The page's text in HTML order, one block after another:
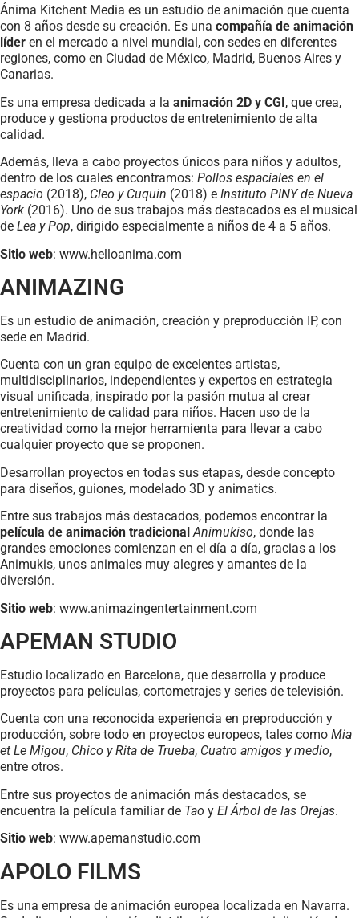
Ánima Kitchent Media es un estudio de animación que cuenta
con 8 años desde su creación. Es una compañía de animación
líder en el mercado a nivel mundial, con sedes en diferentes
regiones, como en Ciudad de México, Madrid, Buenos Aires y
Canarias.
Es una empresa dedicada a la animación 2D y CGI, que crea,
produce y gestiona productos de entretenimiento de alta
calidad.
Además, lleva a cabo proyectos únicos para niños y adultos,
dentro de los cuales encontramos: Pollos espaciales en el
espacio (2018), Cleo y Cuquin (2018) e Instituto PINY de Nueva
York (2016). Uno de sus trabajos más destacados es el musical
de Lea y Pop, dirigido especialmente a niños de 4 a 5 años.
Sitio web: www.helloanima.com
ANIMAZING
Es un estudio de animación, creación y preproducción IP, con
sede en Madrid.
Cuenta con un gran equipo de excelentes artistas,
multidisciplinarios, independientes y expertos en estrategia
visual unificada, inspirado por la pasión mutua al crear
entretenimiento de calidad para niños. Hacen uso de la
creatividad como la mejor herramienta para llevar a cabo
cualquier proyecto que se proponen.
Desarrollan proyectos en todas sus etapas, desde concepto
para diseños, guiones, modelado 3D y animatics.
Entre sus trabajos más destacados, podemos encontrar la
película de animación tradicionalAnimukiso, donde las
grandes emociones comienzan en el día a día, gracias a los
Animukis, unos animales muy alegres y amantes de la
diversión.
Sitio web: www.animazingentertainment.com
APEMAN STUDIO
Estudio localizado en Barcelona, que desarrolla y produce
proyectos para películas, cortometrajes y series de televisión.
Cuenta con una reconocida experiencia en preproducción y
producción, sobre todo en proyectos europeos, tales como Mia
et Le Migou, Chico y Rita de Trueba, Cuatro amigos y medio,
entre otros.
Entre sus proyectos de animación más destacados, se
encuentra la película familiar de Tao y El Árbol de las Orejas.
Sitio web: www.apemanstudio.com
APOLO FILMS
Es una empresa de animación europea localizada en Navarra.